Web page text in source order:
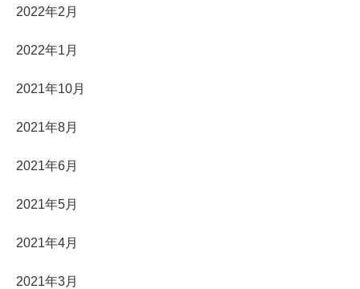
2022年2月
2022年1月
2021年10月
2021年8月
2021年6月
2021年5月
2021年4月
2021年3月